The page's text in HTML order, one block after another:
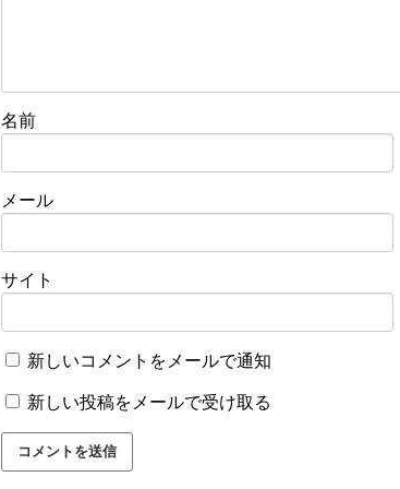
名前
メール
サイト
新しいコメントをメールで通知
新しい投稿をメールで受け取る